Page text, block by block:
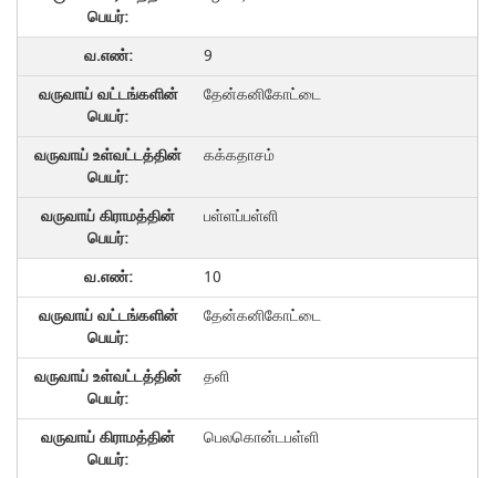
9
தேன்கனிகோட்டை
கக்கதாசம்
பள்ளப்பள்ளி
10
தேன்கனிகோட்டை
தளி
பெலகொன்டபள்ளி